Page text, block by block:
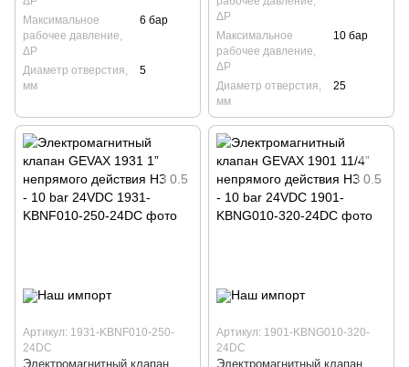
Максимальное
рабочее давление,
ΔP
6 бар
Диаметр отверстия,
мм
5
ΔP
Максимальное
рабочее давление,
ΔP
10 бар
Диаметр отверстия,
мм
25
Артикул: 1931-KBNF010-250-
24DC
Электромагнитный клапан
Артикул: 1901-KBNG010-320-
24DC
Электромагнитный клапан